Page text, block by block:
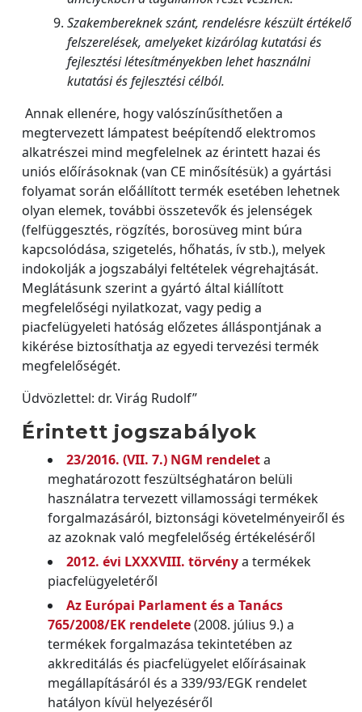
Szakembereknek szánt, rendelésre készült értékelő
felszerelések, amelyeket kizárólag kutatási és
fejlesztési létesítményekben lehet használni
kutatási és fejlesztési célból.
Annak ellenére, hogy valószínűsíthetően a
megtervezett lámpatest beépítendő elektromos
alkatrészei mind megfelelnek az érintett hazai és
uniós előírásoknak (van CE minősítésük) a gyártási
folyamat során előállított termék esetében lehetnek
olyan elemek, további összetevők és jelenségek
(felfüggesztés, rögzítés, borosüveg mint búra
kapcsolódása, szigetelés, hőhatás, ív stb.), melyek
indokolják a jogszabályi feltételek végrehajtását.
Meglátásunk szerint a gyártó által kiállított
megfelelőségi nyilatkozat, vagy pedig a
piacfelügyeleti hatóság előzetes álláspontjának a
kikérése biztosíthatja az egyedi tervezési termék
megfelelőségét.
Üdvözlettel: dr. Virág Rudolf”
Érintett jogszabályok
23/2016. (VII. 7.) NGM rendeleta
meghatározott feszültséghatáron belüli
használatra tervezett villamossági termékek
forgalmazásáról, biztonsági követelményeiről és
az azoknak való megfelelőség értékeléséről
2012. évi LXXXVIII. törvénya termékek
piacfelügyeletéről
Az Európai Parlament és a Tanács
765/2008/EK rendelete(2008. július 9.) a
termékek forgalmazása tekintetében az
akkreditálás és piacfelügyelet előírásainak
megállapításáról és a 339/93/EGK rendelet
hatályon kívül helyezéséről